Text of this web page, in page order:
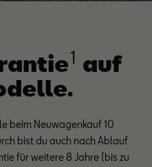
1 auf
beim Neuwagenkauf 10
bist du auch nach Ablauf
für weitere 8 Jahre (bis zu